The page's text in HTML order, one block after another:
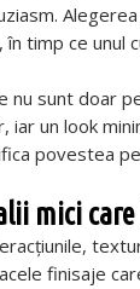
în timp ce unul
nu sunt doar
iar un look
povestea
mici
finisaje